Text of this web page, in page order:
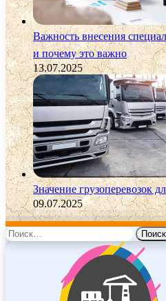
Важность внесения
и почему это важно
13.07.2025
Значение грузоперевозок
09.07.2025
Найти: